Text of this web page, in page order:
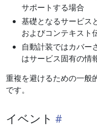
サポートする場合
基礎となるサービス
およびコンテキスト
自動計装ではカバー
はサービス固有の情
重複を避けるための一般
です。
イベント